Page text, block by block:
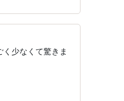
少なくて驚きま